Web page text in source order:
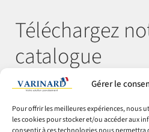
Gérer le
Pour offrir les meilleures expériences, nous
les cookies pour stocker et/ou accéder aux
Téléchargez
catalogue